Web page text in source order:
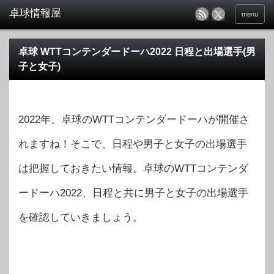
menu
卓球 WTTコンテンダードーハ2022 日程と出場選手(男
子と女子)
2022年、卓球のWTTコンテンダードーハが開催さ
れますね！そこで、日程や男子と女子の出場選手
は把握しておきたい情報。卓球のWTTコンテンダ
ードーハ2022、日程と共に男子と女子の出場選手
を確認していきましょう。